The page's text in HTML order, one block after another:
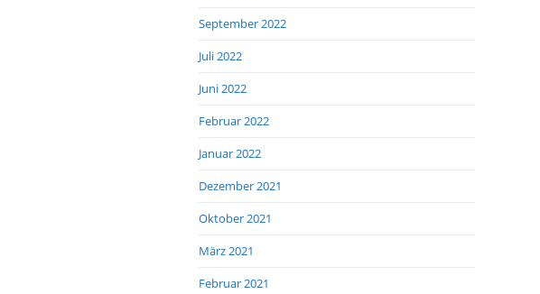
September 2022
Juli 2022
Juni 2022
Februar 2022
Januar 2022
Dezember 2021
Oktober 2021
März 2021
Februar 2021